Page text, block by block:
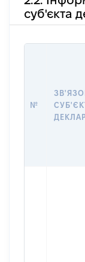
суб'єкта
№